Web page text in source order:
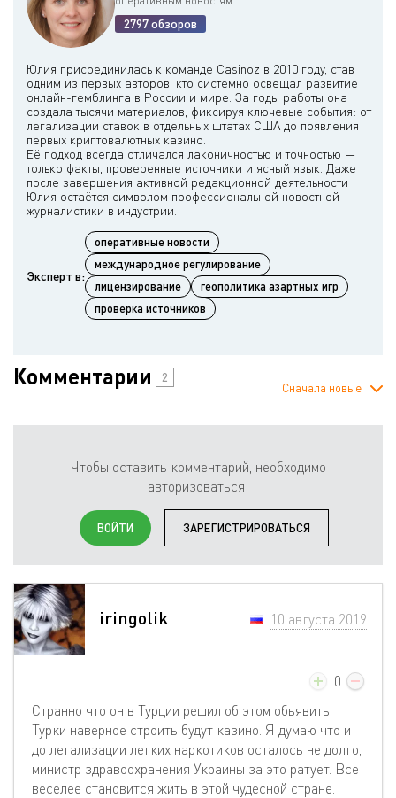
2797 обзоров
Юлия присоединилась к команде Casinoz в 2010 году, став
одним из первых авторов, кто системно освещал развитие
онлайн-гемблинга в России и мире. За годы работы она
создала тысячи материалов, фиксируя ключевые события: от
легализации ставок в отдельных штатах США до появления
первых криптовалютных казино.
Её подход всегда отличался лаконичностью и точностью —
только факты, проверенные источники и ясный язык. Даже
после завершения активной редакционной деятельности
Юлия остаётся символом профессиональной новостной
Эксперт в:
оперативные новости
международное регулирование
лицензирование
геополитика азартных игр
проверка источников
Комментарии 2
Сначала новые
Чтобы оставить комментарий, необходимо
авторизоваться:
ВОЙТИ ЗАРЕГИСТРИРОВАТЬСЯ
iringolik 10 августа 2019
0
Странно что он в Турции решил об этом обьявить.
Турки наверное строить будут казино. Я думаю что и
до легализации легких наркотиков осталось не долго,
министр здравоохранения Украины за это ратует. Все
веселее становится жить в этой чудесной стране.